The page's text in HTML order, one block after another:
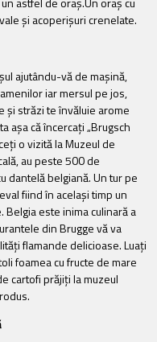
şi acoperişuri crenelate.
ajutându-vă de maşină,
iar mersul pe jos,
şi străzi te învăluie arome
aşa că încercaţi „Brugsch
o vizită la Muzeul de
au peste 500 de
dantelă belgiană. Un tur pe
fiind în acelaşi timp un
Belgia este inima culinară a
din Brugge vă va
flamande delicioase.Luaţi
foamea cu fructe de mare
cartofi prăjiţi la muzeul